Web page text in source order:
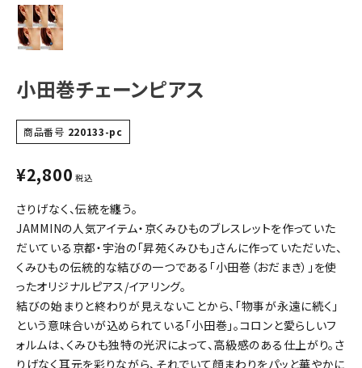
小田巻チェーンピアス
商品番号 220133-pc
¥2,800 税込
さりげなく、伝統を纏う。
JAMMINの人気アイテム・京くみひものブレスレットを作っていた
だいている京都・宇治の「昇苑くみひも」さんに作っていただいた、
くみひもの伝統的な結びの一つである「小田巻（おだまき）」を使
ったオリジナルピアス/イアリング。
結びの始まりと終わりが見えないことから、「物事が永遠に続く」
という意味合いが込められている「小田巻」。コロンと愛らしいフ
ォルムは、くみひも独特の光沢によって、高級感のある仕上がり。さ
りげなく耳元を彩りながら、それでいて顔まわりをパッと華やかに